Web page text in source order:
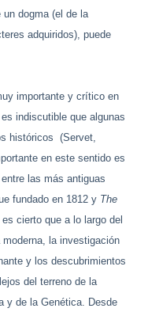
dogma (el de la
adquiridos), puede
importante y crítico en
indiscutible que algunas
históricos (Servet,
en este sentido es
las más antiguas
fundado en 1812 y The
cierto que a lo largo del
la investigación
y los descubrimientos
del terreno de la
y de la Genética. Desde